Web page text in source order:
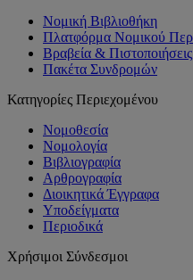
Νομική Βιβλιοθήκη
Πλατφόρμα Νομικού
Βραβεία & Πιστοποιήσεις
Πακέτα Συνδρομών
Κατηγορίες Περιεχομένου
Νομοθεσία
Νομολογία
Βιβλιογραφία
Αρθρογραφία
Διοικητικά Έγγραφα
Υποδείγματα
Περιοδικά
Χρήσιμοι Σύνδεσμοι